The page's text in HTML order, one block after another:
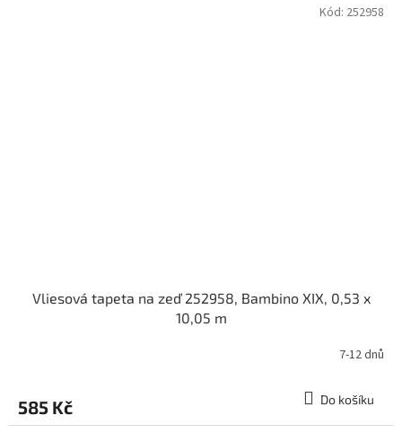
Vliesová tapeta na zeď 252958, Bambino XIX, 0,53 x
10,05 m
7-12 dnů
585 Kč Do košíku
Kód: 252958